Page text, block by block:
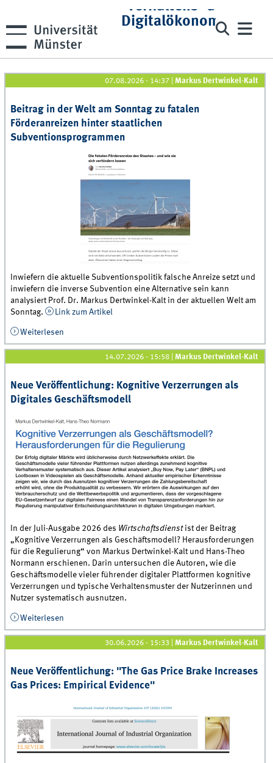
Verhaltens- und
Digitalökonomie
07.08.2026 - 14:37 |Markus Dertwinkel-Kalt
Beitrag in der Welt am Sonntag zu fatalen
Förderanreizen hinter staatlichen
Subventionsprogrammen
Inwiefern die aktuelle Subventionspolitik falsche Anreize setzt und
inwiefern die inverse Subvention eine Alternative sein kann
analysiert Prof. Dr. Markus Dertwinkel-Kalt in der aktuellen Welt am
Sonntag.
Link zum Artikel
Weiterlesen
Förderanreizen hinter staatlichen
Subventionsprogrammen
14.07.2026 - 15:58 |Markus Dertwinkel-Kalt
Neue Veröffentlichung: Kognitive Verzerrungen als
Digitales Geschäftsmodell
In der Juli-Ausgabe 2026 des Wirtschaftsdienstist der Beitrag
„Kognitive Verzerrungen als Geschäftsmodell? Herausforderungen
für die Regulierung“ von Markus Dertwinkel-Kalt und Hans-Theo
Normann erschienen. Darin untersuchen die Autoren, wie die
Geschäftsmodelle vieler führender digitaler Plattformen kognitive
Verzerrungen und typische Verhaltensmuster der Nutzerinnen und
Nutzer systematisch ausnutzen.
Weiterlesen
als Digitales Geschäftsmodell
30.06.2026 - 15:33 |Markus Dertwinkel-Kalt
Neue Veröffentlichung: "The Gas Price Brake Increases
Gas Prices: Empirical Evidence"